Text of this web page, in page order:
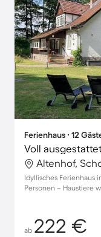
Ferienhaus ∙ 12
Altenhof,
Idyllisches Ferienhaus
Personen – Haustiere
ab 222 €